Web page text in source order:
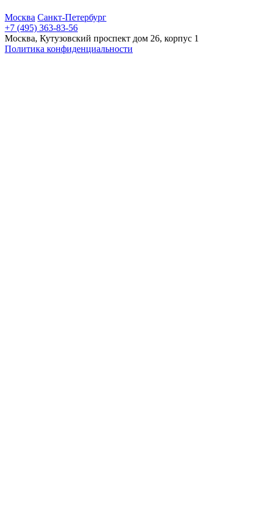
Москва Санкт-Петербург
+7 (495) 363-83-56
Москва, Кутузовский проспект дом 26, корпус 1
Политика конфиденциальности